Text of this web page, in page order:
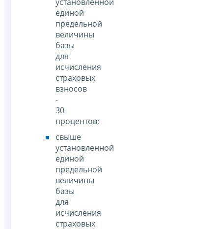
единой
предельной
величины
базы
для
исчисления
страховых
взносов
-
30
процентов;
свыше
установленной
единой
предельной
величины
базы
для
исчисления
страховых